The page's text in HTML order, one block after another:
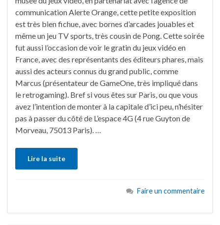
communication Alerte Orange, cette petite exposition
est très bien fichue, avec bornes d’arcades jouables et
même un jeu TV sports, très cousin de Pong. Cette soirée
fut aussi l’occasion de voir le gratin du jeux vidéo en
France, avec des représentants des éditeurs phares, mais
aussi des acteurs connus du grand public, comme
Marcus (présentateur de GameOne, très impliqué dans
le retrogaming). Bref si vous êtes sur Paris, ou que vous
avez l’intention de monter à la capitale d’ici peu, n’hésiter
pas à passer du côté de L’espace 4G (4 rue Guyton de
Morveau, 75013 Paris). …
Lire la suite
Faire un commentaire